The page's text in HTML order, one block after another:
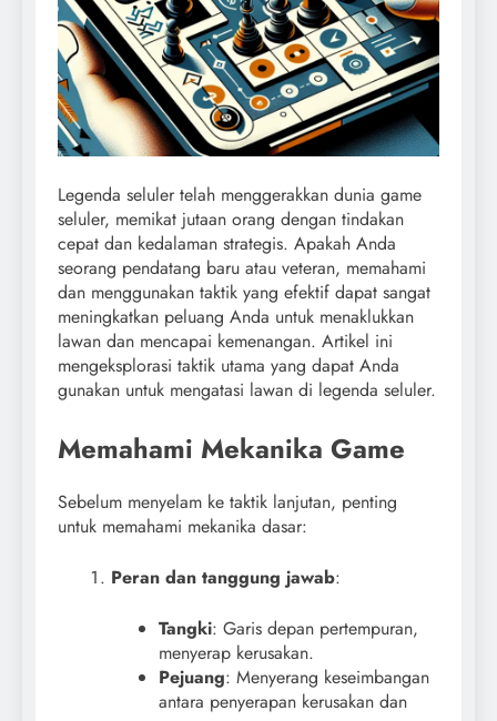
Legenda seluler telah menggerakkan dunia game
seluler, memikat jutaan orang dengan tindakan
cepat dan kedalaman strategis. Apakah Anda
seorang pendatang baru atau veteran, memahami
dan menggunakan taktik yang efektif dapat sangat
meningkatkan peluang Anda untuk menaklukkan
lawan dan mencapai kemenangan. Artikel ini
mengeksplorasi taktik utama yang dapat Anda
gunakan untuk mengatasi lawan di legenda seluler.
Memahami Mekanika Game
Sebelum menyelam ke taktik lanjutan, penting
untuk memahami mekanika dasar:
Peran dan tanggung jawab:
Tangki: Garis depan pertempuran,
menyerap kerusakan.
Pejuang: Menyerang keseimbangan
antara penyerapan kerusakan dan